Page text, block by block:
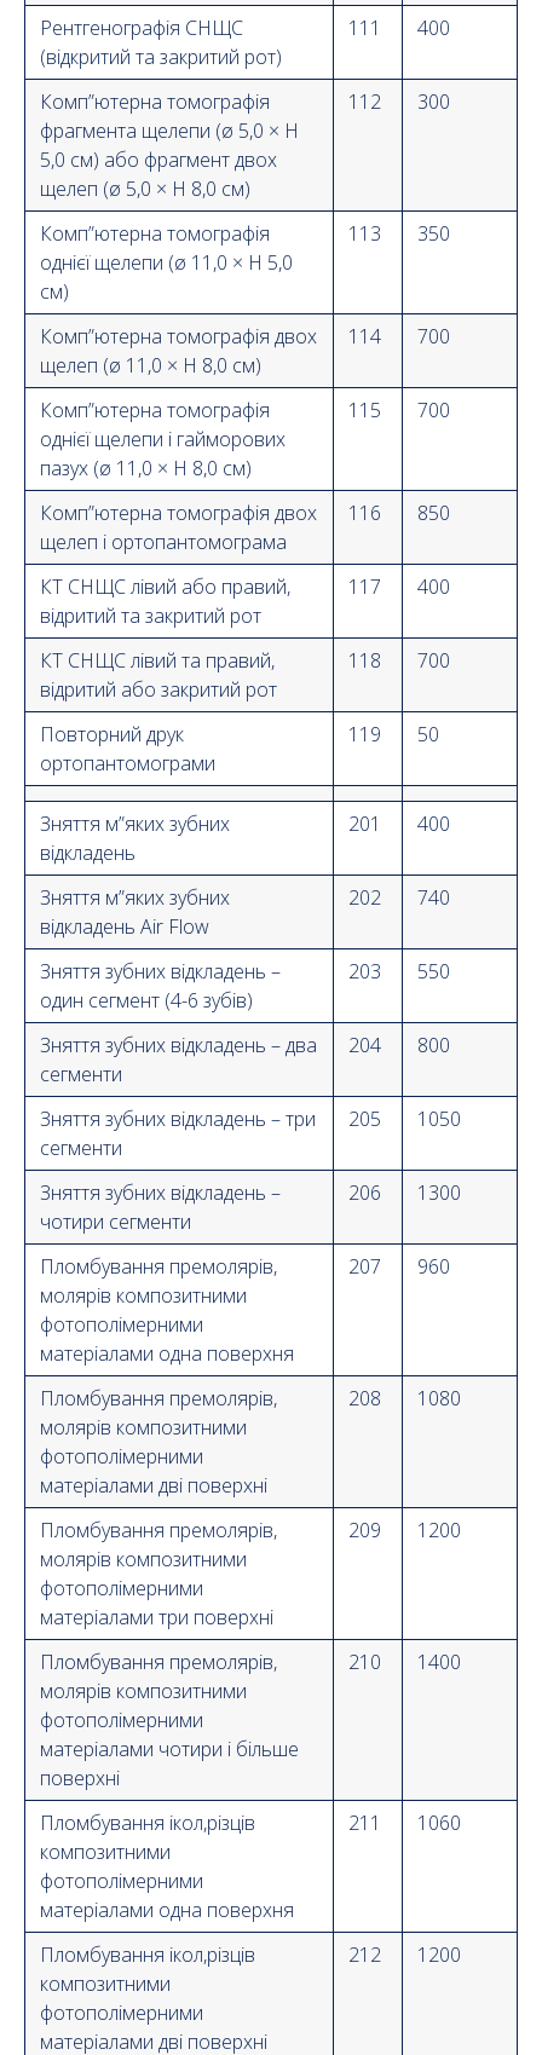
Рентгенографія СНЩС
(відкритий та закритий рот)
111 400
Комп”ютерна томографія
фрагмента щелепи (ø 5,0 × H
5,0 см) або фрагмент двох
щелеп (ø 5,0 × H 8,0 см)
112 300
Комп”ютерна томографія
однієї щелепи (ø 11,0 × H 5,0
см)
113 350
Комп”ютерна томографія двох
щелеп (ø 11,0 × H 8,0 см)
114 700
Комп”ютерна томографія
однієї щелепи і гайморових
пазух (ø 11,0 × H 8,0 см)
115 700
Комп”ютерна томографія двох
щелеп і ортопантомограма
116 850
КТ СНЩС лівий або правий,
відритий та закритий рот
117 400
КТ СНЩС лівий та правий,
відритий або закритий рот
118 700
Повторний друк
ортопантомограми
119 50
Зняття м”яких зубних
відкладень
201 400
Зняття м”яких зубних
відкладень Air Flow
202 740
Зняття зубних відкладень –
один сегмент (4-6 зубів)
203 550
Зняття зубних відкладень – два
сегменти
204 800
Зняття зубних відкладень – три
сегменти
205 1050
Зняття зубниx відкладень –
чотири сегменти
206 1300
Пломбування премолярів,
молярів композитними
фотополімерними
матеріалами одна поверхня
207 960
Пломбування премолярів,
молярів композитними
фотополімерними
матеріалами дві поверхні
208 1080
Пломбування премолярів,
молярів композитними
фотополімерними
матеріалами три поверхні
209 1200
Пломбування премолярів,
молярів композитними
фотополімерними
матеріалами чотири і більше
поверхні
210 1400
Пломбування ікол,різців
композитними
фотополімерними
матеріалами одна поверхня
211 1060
Пломбування ікол,різців
композитними
фотополімерними
матеріалами дві поверхні
212 1200